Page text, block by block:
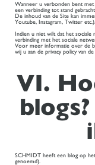
Wanneer u verbonden bent
een verbinding tot stand
De inhoud van de Site kan
Youtube, Instagram, Twitter etc.).
Indien u niet wilt dat het sociale
verbinding met het sociale
Voor meer informatie over de
wij u aan de privacy policy van
VI.
SCHMIDT heeft een blog op
genoemd).